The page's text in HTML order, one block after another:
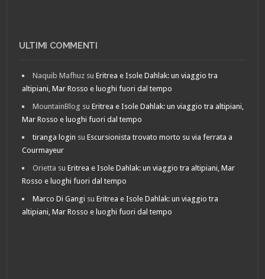
ULTIMI COMMENTI
Naquib Mafhuz suEritrea e Isole Dahlak: un viaggio tra
altipiani, Mar Rosso e luoghi fuori dal tempo
MountainBlog suEritrea e Isole Dahlak: un viaggio tra altipiani,
Mar Rosso e luoghi fuori dal tempo
tiranga login suEscursionista trovato morto su via ferrata a
Courmayeur
Orietta suEritrea e Isole Dahlak: un viaggio tra altipiani, Mar
Rosso e luoghi fuori dal tempo
Marco Di Gangi suEritrea e Isole Dahlak: un viaggio tra
altipiani, Mar Rosso e luoghi fuori dal tempo